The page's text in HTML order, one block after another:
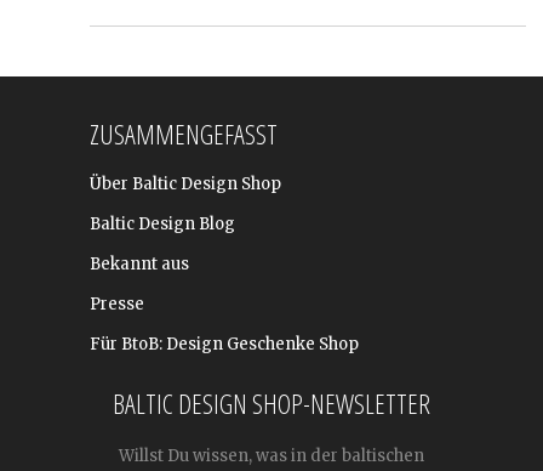
ZUSAMMENGEFASST
Über Baltic Design Shop
Baltic Design Blog
Bekannt aus
Presse
Für BtoB: Design Geschenke Shop
BALTIC DESIGN SHOP-NEWSLETTER
Willst Du wissen, was in der baltischen